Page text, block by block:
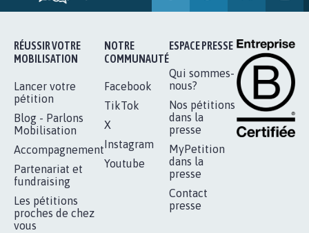
RÉUSSIR VOTRE
MOBILISATION
Lancer votre
pétition
Blog - Parlons
Mobilisation
Accompagnement
Partenariat et
fundraising
Les pétitions
proches de chez
vous
NOTRE
COMMUNAUTÉ
Facebook
TikTok
X
Instagram
Youtube
ESPACE PRESSE
Qui sommes-
nous?
Nos pétitions
dans la
presse
MyPetition
dans la
presse
Contact
presse